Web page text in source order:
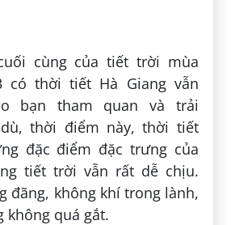
cùng của tiết trời mùa
có thời tiết Hà Giang vẫn
bạn tham quan và trải
thời điểm này, thời tiết
đặc điểm đặc trưng của
tiết trời vẫn rất dễ chịu.
đãng, không khí trong lành,
không quá gắt.